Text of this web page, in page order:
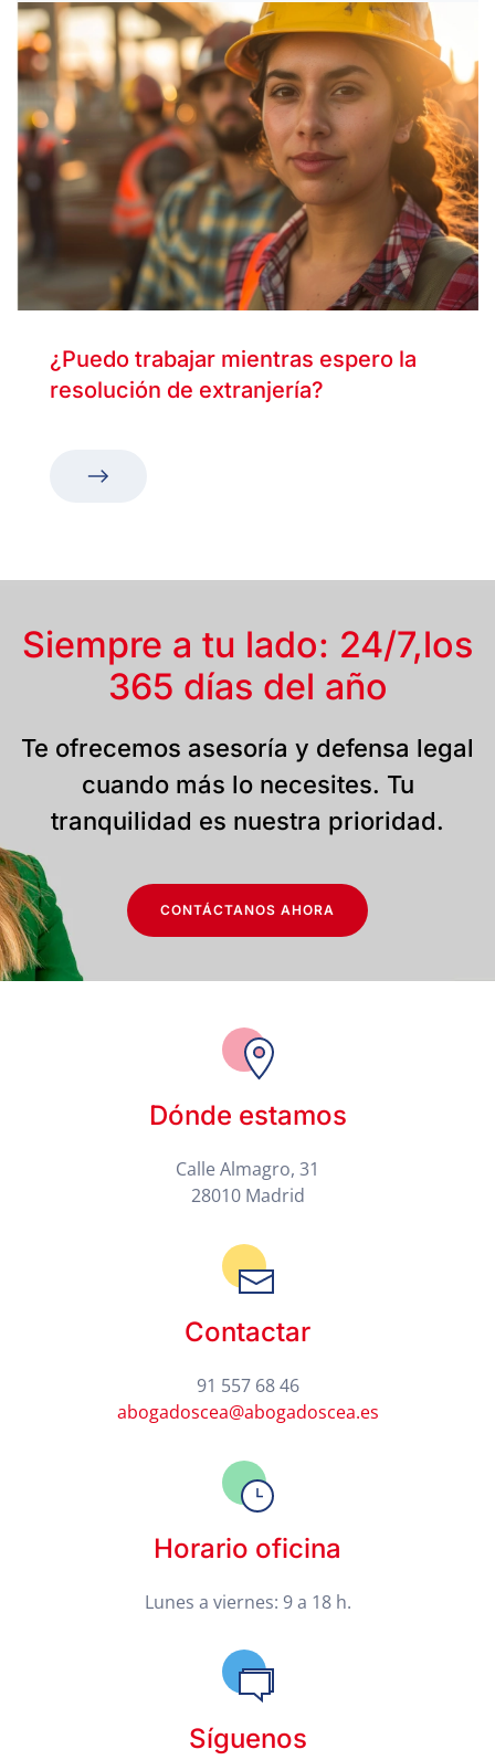
¿Puedo trabajar mientras espero la
resolución de extranjería?
Siempre a tu lado: 24/7,los
365 días del año
Te ofrecemos asesoría y defensa legal
cuando más lo necesites. Tu
tranquilidad es nuestra prioridad.
CONTÁCTANOS AHORA
Dónde estamos
Calle Almagro, 31
28010 Madrid
Contactar
91 557 68 46
abogadoscea@abogadoscea.es
Horario oficina
Lunes a viernes: 9 a 18 h.
Síguenos